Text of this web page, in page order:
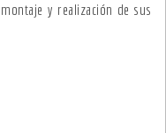
y realización de sus